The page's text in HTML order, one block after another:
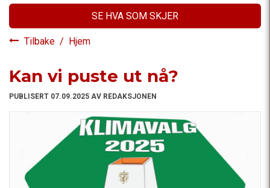
SE HVA SOM SKJER
Tilbake / Hjem
Kan vi puste ut nå?
PUBLISERT 07.09.2025 AV REDAKSJONEN